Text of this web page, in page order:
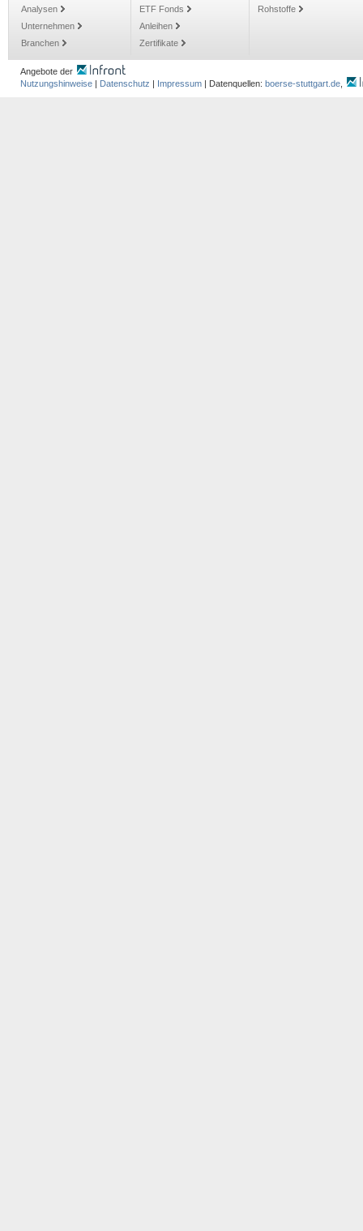
Analysen
Unternehmen
Branchen
ETF Fonds
Anleihen
Zertifikate
Rohstoffe
Angebote der
Nutzungshinweise | Datenschutz | Impressum | Datenquellen: boerse-stuttgart.de